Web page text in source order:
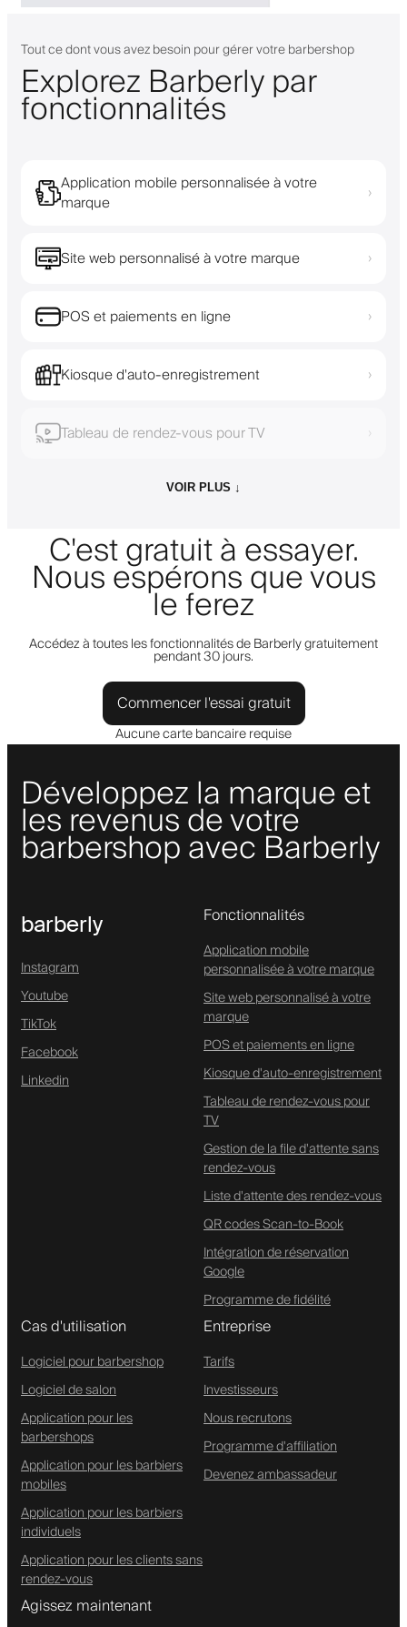
Tout ce dont vous avez besoin pour gérer votre barbershop
Explorez Barberly par
fonctionnalités
Application mobile personnalisée à votre
marque
›
Site web personnalisé à votre marque ›
POS et paiements en ligne ›
Kiosque d'auto-enregistrement ›
Tableau de rendez-vous pour TV ›
VOIR PLUS ↓
C'est gratuit à essayer.
Nous espérons que vous
le ferez
Accédez à toutes les fonctionnalités de Barberly gratuitement
pendant 30 jours.
Commencer l'essai gratuit
Aucune carte bancaire requise
Développez la marque et
les revenus de votre
barbershop avec Barberly
barberly
Instagram
Youtube
TikTok
Facebook
Linkedin
Fonctionnalités
Application mobile
personnalisée à votre marque
Site web personnalisé à votre
marque
POS et paiements en ligne
Kiosque d'auto-enregistrement
Tableau de rendez-vous pour
TV
Gestion de la file d'attente sans
rendez-vous
Liste d'attente des rendez-vous
QR codes Scan-to-Book
Intégration de réservation
Google
Programme de fidélité
Cas d'utilisation
Logiciel pour barbershop
Logiciel de salon
Application pour les
barbershops
Application pour les barbiers
mobiles
Application pour les barbiers
individuels
Application pour les clients sans
rendez-vous
Entreprise
Tarifs
Investisseurs
Nous recrutons
Programme d'affiliation
Devenez ambassadeur
Agissez maintenant